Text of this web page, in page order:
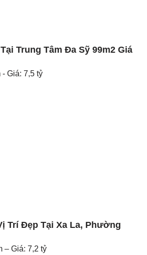
Trung Tâm Đa Sỹ 99m2 Giá
- Giá: 7,5 tỷ
Trí Đẹp Tại Xa La, Phường
– Giá: 7,2 tỷ